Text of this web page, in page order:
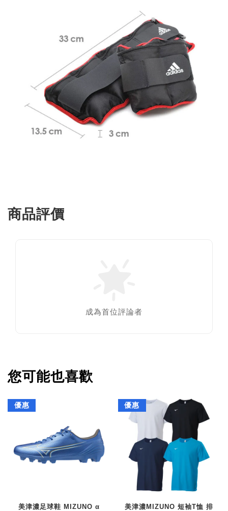
商品評價
成為首位評論者
您可能也喜歡
優惠
美津濃足球鞋 MIZUNO α
優惠
美津濃MIZUNO 短袖T恤 排